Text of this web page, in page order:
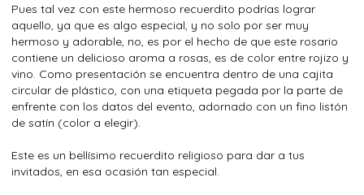
Pues tal vez con este hermoso recuerdito podrías lograr
aquello, ya que es algo especial, y no solo por ser muy
hermoso y adorable, no, es por el hecho de que este rosario
contiene un delicioso aroma a rosas, es de color entre rojizo y
vino. Como presentación se encuentra dentro de una cajita
circular de plástico, con una etiqueta pegada por la parte de
enfrente con los datos del evento, adornado con un fino listón
de satín (color a elegir).
Este es un bellísimo recuerdito religioso para dar a tus
invitados, en esa ocasión tan especial.